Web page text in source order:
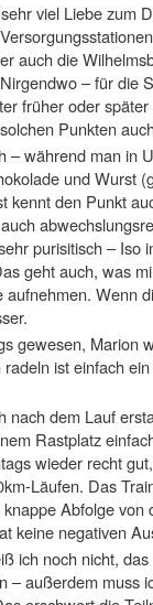
viel Liebe zum
auch die
– für die
früher oder
Punkten
– während man in
und Wurst
kennt den Punkt
purisitisch – Iso
geht auch, was
Wenn
gewesen, Marion
ist einfach
dem Lauf
Rastplatz
wieder recht
Läufen. Das
Abfolge von
keine negativen
ich noch nicht,
– außerdem muss